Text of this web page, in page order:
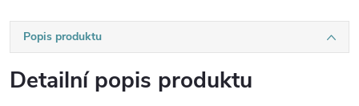
Popis produktu
Detailní popis produktu